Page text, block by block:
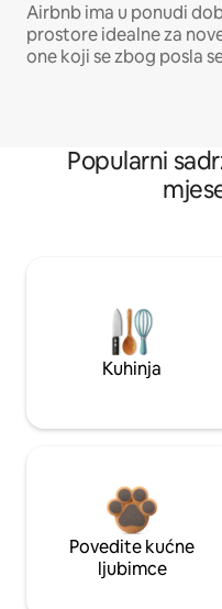
Airbnb ima u ponudi
prostore idealne za
one koji se zbog posla
Popularni
Kuhinja
Povedite kućne
ljubimce